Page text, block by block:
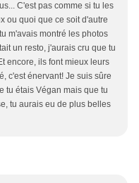
C'est pas comme si tu les
ou quoi que ce soit d'autre
m'avais montré les photos
un resto, j'aurais cru que tu
encore, ils font mieux leurs
c'est énervant! Je suis sûre
tu étais Végan mais que tu
tu aurais eu de plus belles